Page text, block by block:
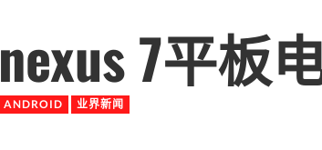
nexus 7平板
ANDROID 业界新闻